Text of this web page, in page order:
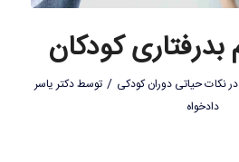
درنکات حیاتی دوران کودکی / توسطدکتر یاسر
دادخواه